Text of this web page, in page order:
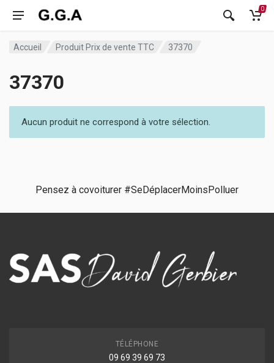
0
Accueil Produit Prix de vente TTC 37370
37370
Aucun produit ne correspond à votre sélection.
Pensez à covoiturer #SeDéplacerMoinsPolluer
TÉLÉPHONE
09 69 39 69 73